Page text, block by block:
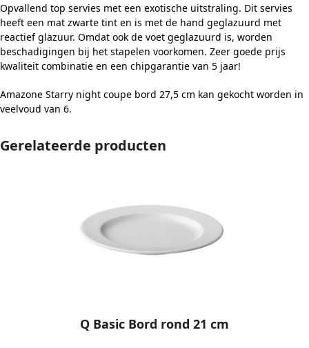
Opvallend top servies met een exotische uitstraling. Dit servies
heeft een mat zwarte tint en is met de hand geglazuurd met
reactief glazuur. Omdat ook de voet geglazuurd is, worden
beschadigingen bij het stapelen voorkomen. Zeer goede prijs
kwaliteit combinatie en een chipgarantie van 5 jaar!
Amazone Starry night coupe bord 27,5 cm kan gekocht worden in
veelvoud van 6.
Gerelateerde producten
Q Basic Bord rond 21 cm